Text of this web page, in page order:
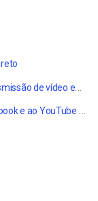
Uma comparação entre as alternativas ao Facebook e ao YouTube Live - Atualizado para